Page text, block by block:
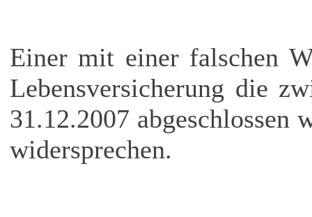
Einer mit einer falschen
Lebensversicherung die
31.12.2007 abgeschlossen
widersprechen.